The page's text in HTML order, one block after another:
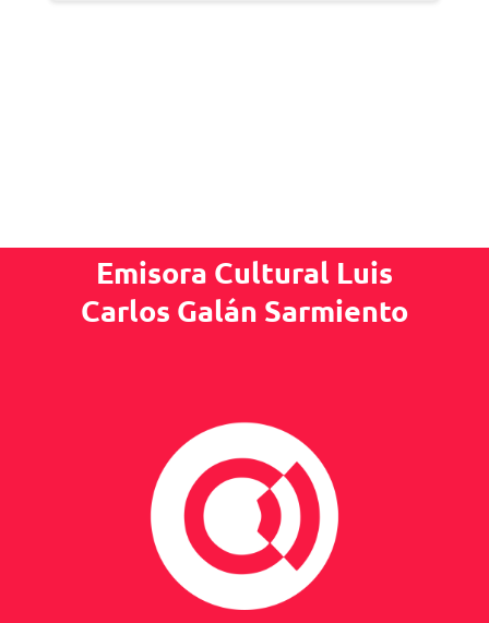
Emisora Cultural Luis
Carlos Galán Sarmiento